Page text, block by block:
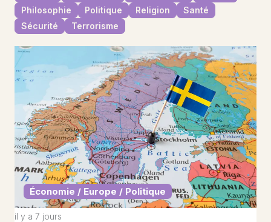
Philosophie
Politique Religion
Santé
Sécurité
Terrorisme
Économie / Europe / Politique
il y a 7 jours